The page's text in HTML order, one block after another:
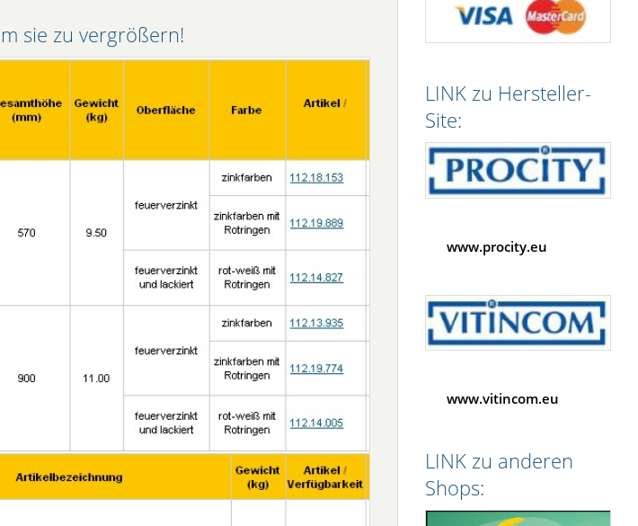
sie zu vergrößern!
LINK zu Hersteller-
Site:
www.procity.eu
www.vitincom.eu
LINK zu anderen
Shops: